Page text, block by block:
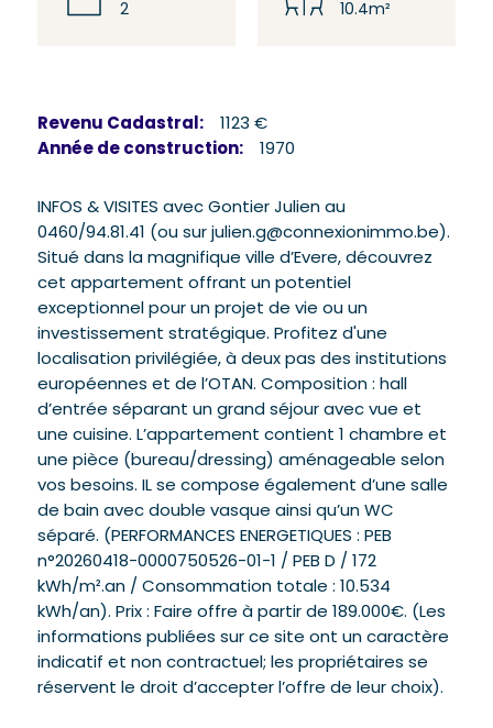
2
10.4m²
Revenu Cadastral:
1123 €
Année de construction:
1970
INFOS & VISITES avec Gontier Julien au
0460/94.81.41 (ou sur julien.g@connexionimmo.be).
Situé dans la magnifique ville d’Evere, découvrez
cet appartement offrant un potentiel
exceptionnel pour un projet de vie ou un
investissement stratégique. Profitez d'une
localisation privilégiée, à deux pas des institutions
européennes et de l’OTAN. Composition : hall
d’entrée séparant un grand séjour avec vue et
une cuisine. L’appartement contient 1 chambre et
une pièce (bureau/dressing) aménageable selon
vos besoins. IL se compose également d’une salle
de bain avec double vasque ainsi qu’un WC
séparé. (PERFORMANCES ENERGETIQUES : PEB
n°20260418-0000750526-01-1 / PEB D / 172
kWh/m².an / Consommation totale : 10.534
kWh/an). Prix : Faire offre à partir de 189.000€. (Les
informations publiées sur ce site ont un caractère
indicatif et non contractuel; les propriétaires se
réservent le droit d’accepter l’offre de leur choix).